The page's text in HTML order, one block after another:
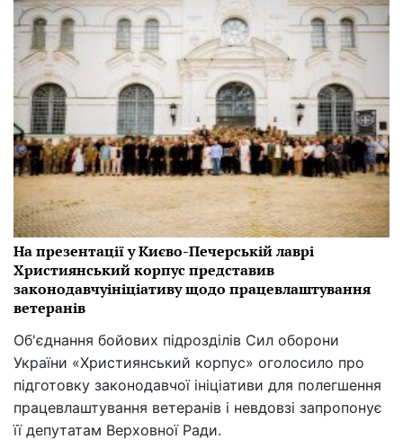
На презентації у Києво-Печерській лаврі
Християнський корпус представив
законодавчуініціативу щодо працевлаштування
ветеранів
Об'єднання бойових підрозділів Сил оборони
України «Християнський корпус» оголосило про
підготовку законодавчої ініціативи для полегшення
працевлаштування ветеранів і невдовзі запропонує
її депутатам Верховної Ради.